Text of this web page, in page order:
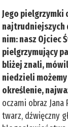
Jego pielgrzymki
najtrudniejszych
nim: nasz Ojciec
pielgrzymujący
bliżej znali,
niedzieli
określenie,
oczami obraz Jana
twarz, dźwięczny